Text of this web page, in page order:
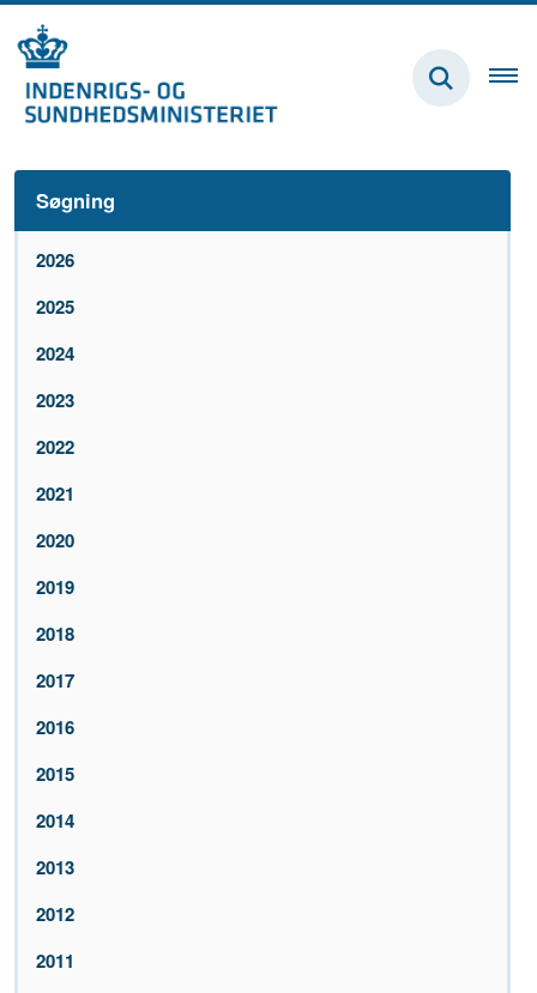
Søgning
2026
2025
2024
2023
2022
2021
2020
2019
2018
2017
2016
2015
2014
2013
2012
2011